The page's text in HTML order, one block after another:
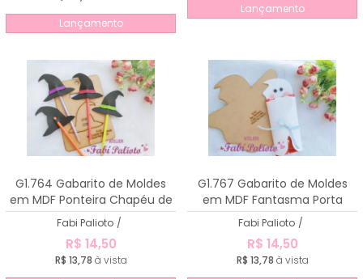
Lançamento
Lançamento
G1.764 Gabarito de Moldes
em MDF Ponteira Chapéu de
Bruxa
Fabi Palioto /
R$ 14,50
R$ 13,78 à vista
G1.767 Gabarito de Moldes
em MDF Fantasma Porta
Chocolate
Fabi Palioto /
R$ 14,50
R$ 13,78 à vista